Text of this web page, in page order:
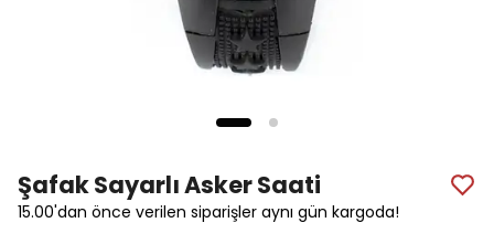
Şafak Sayarlı Asker Saati
15.00'dan önce verilen siparişler aynı gün kargoda!